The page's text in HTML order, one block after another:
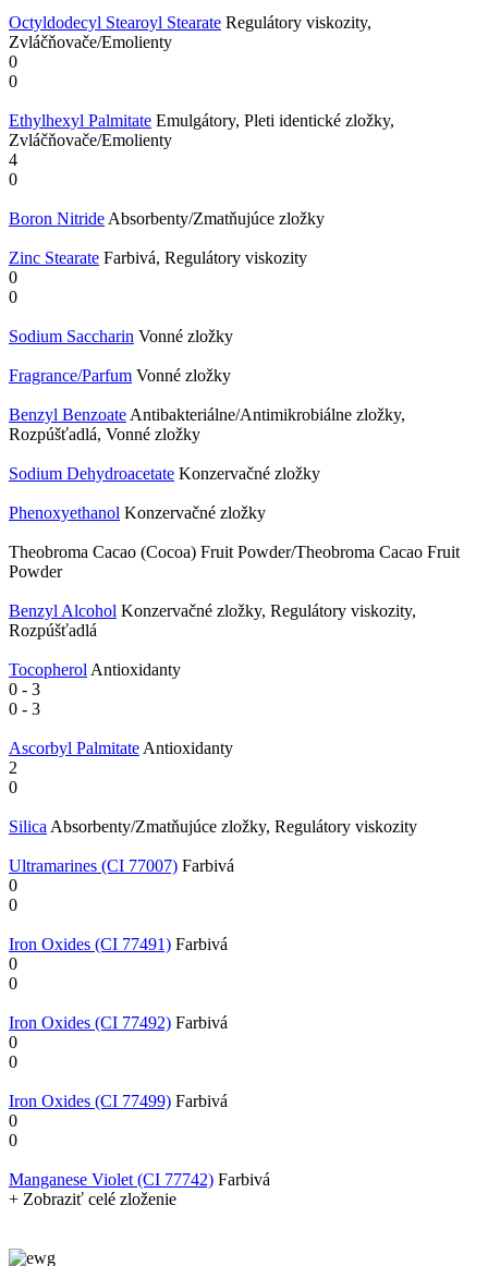
Octyldodecyl Stearoyl Stearate Regulátory viskozity,
Zvláčňovače/Emolienty
0
0
Ethylhexyl Palmitate Emulgátory, Pleti identické zložky,
Zvláčňovače/Emolienty
4
0
Boron Nitride Absorbenty/Zmatňujúce zložky
Zinc Stearate Farbivá, Regulátory viskozity
0
0
Sodium Saccharin Vonné zložky
Fragrance/Parfum Vonné zložky
Benzyl Benzoate Antibakteriálne/Antimikrobiálne zložky,
Rozpúšťadlá, Vonné zložky
Sodium Dehydroacetate Konzervačné zložky
Phenoxyethanol Konzervačné zložky
Theobroma Cacao (Cocoa) Fruit Powder/Theobroma Cacao Fruit
Powder
Benzyl Alcohol Konzervačné zložky, Regulátory viskozity,
Rozpúšťadlá
Tocopherol Antioxidanty
0 - 3
0 - 3
Ascorbyl Palmitate Antioxidanty
2
0
Silica Absorbenty/Zmatňujúce zložky, Regulátory viskozity
Ultramarines (CI 77007) Farbivá
0
0
Iron Oxides (CI 77491) Farbivá
0
0
Iron Oxides (CI 77492) Farbivá
0
0
Iron Oxides (CI 77499) Farbivá
0
0
Manganese Violet (CI 77742) Farbivá
+ Zobraziť celé zloženie